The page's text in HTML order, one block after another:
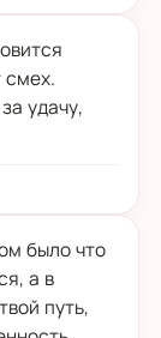
смех.
удачу,
было что
а в
путь,